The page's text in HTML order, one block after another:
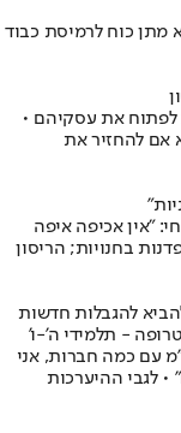
מתן כוח לרמיסת כבוד
לפתוח את עסקיהם •
אם להחזיר את
"אין אכיפה איפה
בחנויות; הריסון
להגבלות חדשות
- תלמידי ה'-ו'
עם כמה חברות, אני
לתושבים" • לגבי ההיערכות